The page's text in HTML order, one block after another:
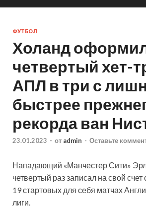
ФУТБОЛ
Холанд
четвертый хет-
АПЛ в три с
быстрее
рекорда ван
23.01.2023 - от admin - Оставьте
Нападающий «Манчестер Сити»
четвертый раз записал на свой счет
19 стартовых для себя матчах
лиги.